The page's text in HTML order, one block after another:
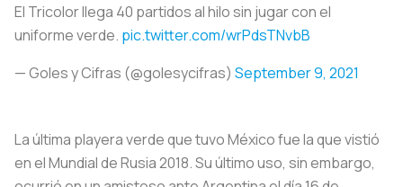
El Tricolor llega 40 partidos al hilo sin jugar con el
uniforme verde. pic.twitter.com/wrPdsTNvbB
— Goles y Cifras (@golesycifras) September 9, 2021
La última playera verde que tuvo México fue la que vistió
en el Mundial de Rusia 2018. Su último uso, sin embargo,